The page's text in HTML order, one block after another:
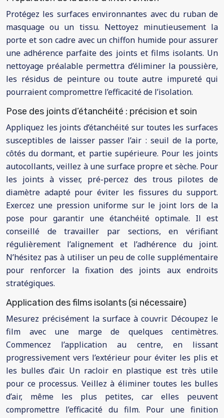
Protégez les surfaces environnantes avec du ruban de
masquage ou un tissu. Nettoyez minutieusement la
porte et son cadre avec un chiffon humide pour assurer
une adhérence parfaite des joints et films isolants. Un
nettoyage préalable permettra d’éliminer la poussière,
les résidus de peinture ou toute autre impureté qui
pourraient compromettre l’efficacité de l’isolation.
Pose des joints d’étanchéité : précision et soin
Appliquez les joints d’étanchéité sur toutes les surfaces
susceptibles de laisser passer l’air : seuil de la porte,
côtés du dormant, et partie supérieure. Pour les joints
autocollants, veillez à une surface propre et sèche. Pour
les joints à visser, pré-percez des trous pilotes de
diamètre adapté pour éviter les fissures du support.
Exercez une pression uniforme sur le joint lors de la
pose pour garantir une étanchéité optimale. Il est
conseillé de travailler par sections, en vérifiant
régulièrement l’alignement et l’adhérence du joint.
N’hésitez pas à utiliser un peu de colle supplémentaire
pour renforcer la fixation des joints aux endroits
stratégiques.
Application des films isolants (si nécessaire)
Mesurez précisément la surface à couvrir. Découpez le
film avec une marge de quelques centimètres.
Commencez l’application au centre, en lissant
progressivement vers l’extérieur pour éviter les plis et
les bulles d’air. Un racloir en plastique est très utile
pour ce processus. Veillez à éliminer toutes les bulles
d’air, même les plus petites, car elles peuvent
compromettre l’efficacité du film. Pour une finition